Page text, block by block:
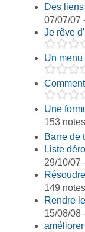
Des
07/07/07
Je rêve
Un
Une
153
Barre de
Liste
29/10/07
149
Rendre
15/08/08